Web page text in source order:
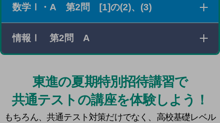
３つの素材を読み、それぞれの概要を把握したり、設問
の条件に従って必要な情報を探し出したりする問題。
数学Ⅰ・A 第2問 [1]の(2)、(3)
xの値の範囲とそのときの最大値と最小値に関する条件
がさまざまな形で与えられている場合に、条件を満たす
情報Ⅰ 第2問 A
テム」を題材にした問題。
東進の夏期特別招待講習で
共通テストの講座を体験しよう！
もちろん、共通テスト対策だけでなく、高校基礎レベル